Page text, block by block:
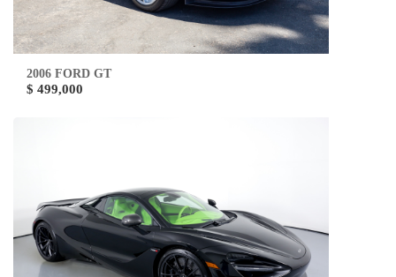
2006 FORD GT
$ 499,000